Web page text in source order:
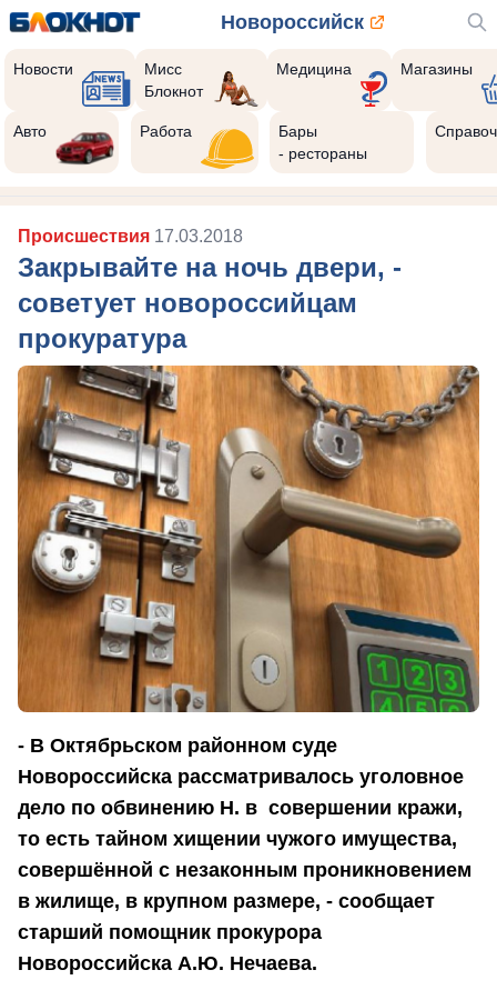
Новороссийск
Новости
Мисс
Блокнот
Медицина Магазины
Авто Работа
Бары
- рестораны
Происшествия 17.03.2018
Закрывайте на ночь двери, -
советует новороссийцам
прокуратура
- В Октябрьском районном суде
Новороссийска рассматривалось уголовное
дело по обвинению Н. в совершении кражи,
то есть тайном хищении чужого имущества,
совершённой с незаконным проникновением
в жилище, в крупном размере, - сообщает
старший помощник прокурора
Новороссийска А.Ю. Нечаева.